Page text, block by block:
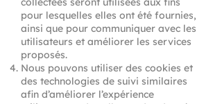
pour lesquelles elles ont été fournies,
ainsi que pour communiquer avec les
utilisateurs et améliorer les services
proposés.
Nous pouvons utiliser des cookies et
des technologies de suivi similaires
afin d’améliorer l’expérience